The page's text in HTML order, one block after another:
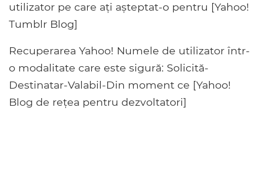
utilizator pe care ați așteptat-o ​​pentru [Yahoo!
Tumblr Blog]
Recuperarea Yahoo! Numele de utilizator într-
o modalitate care este sigură: Solicită-
Destinatar-Valabil-Din moment ce [Yahoo!
Blog de rețea pentru dezvoltatori]